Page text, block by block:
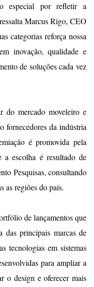
especial por refletir a
Marcus Rigo, CEO
categorias reforça nossa
inovação, qualidade e
de soluções cada vez
do mercado moveleiro e
fornecedores da indústria
é promovida pela
escolha é resultado de
Pesquisas, consultando
as regiões do país.
de lançamentos que
das principais marcas de
tecnologias em sistemas
para ampliar a
o design e oferecer mais